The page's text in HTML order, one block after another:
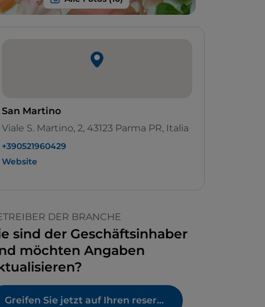
San Martino
Viale S. Martino, 2, 43123 Parma PR, Italia
+390521960429
Website
DER BRANCHE
sind der Geschäftsinhaber
möchten Angaben
Greifen Sie jetzt auf Ihren reservierten Bereich zu